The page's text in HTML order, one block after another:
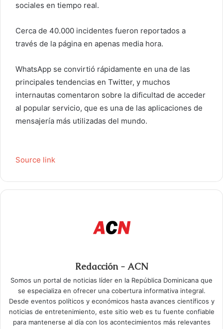
n
c
o
sociales en tiempo real.
Cerca de 40.000 incidentes fueron reportados a
través de la página en apenas media hora.
WhatsApp se convirtió rápidamente en una de las
principales tendencias en Twitter, y muchos
internautas comentaron sobre la dificultad de acceder
al popular servicio, que es una de las aplicaciones de
mensajería más utilizadas del mundo.
Source link
Redacción - ACN
Somos un portal de noticias líder en la República Dominicana que
se especializa en ofrecer una cobertura informativa integral.
Desde eventos políticos y económicos hasta avances científicos y
noticias de entretenimiento, este sitio web es tu fuente confiable
para mantenerse al día con los acontecimientos más relevantes